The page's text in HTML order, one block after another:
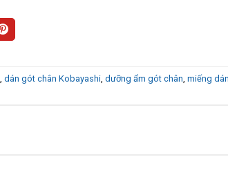
dán gót chân Kobayashi dưỡng ẩm gót chân miếng